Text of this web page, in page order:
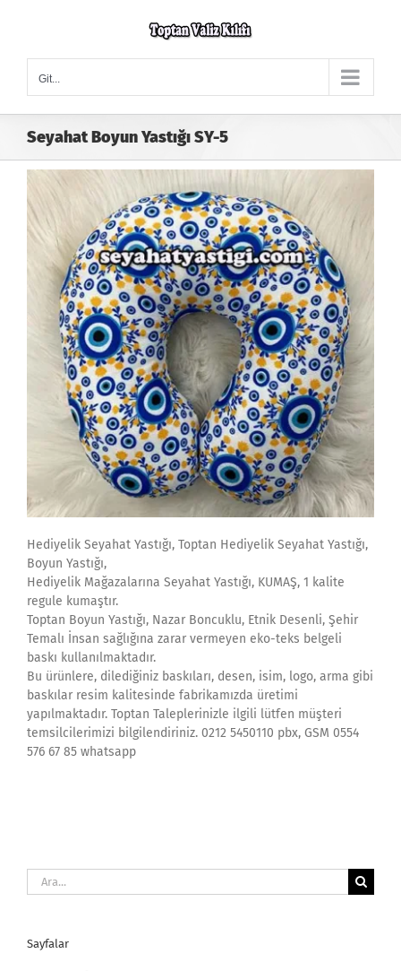
Git...
Seyahat Boyun Yastığı SY-5
Hediyelik Seyahat Yastığı, Toptan Hediyelik Seyahat Yastığı,
Boyun Yastığı,
Hediyelik Mağazalarına Seyahat Yastığı, KUMAŞ, 1 kalite
regule kumaştır.
Toptan Boyun Yastığı, Nazar Boncuklu, Etnik Desenli, Şehir
Temalı İnsan sağlığına zarar vermeyen eko-teks belgeli
baskı kullanılmaktadır.
Bu ürünlere, dilediğiniz baskıları, desen, isim, logo, arma gibi
baskılar resim kalitesinde fabrikamızda üretimi
yapılmaktadır. Toptan Taleplerinizle ilgili lütfen müşteri
temsilcilerimizi bilgilendiriniz. 0212 5450110 pbx, GSM 0554
576 67 85 whatsapp
Ara:
Sayfalar